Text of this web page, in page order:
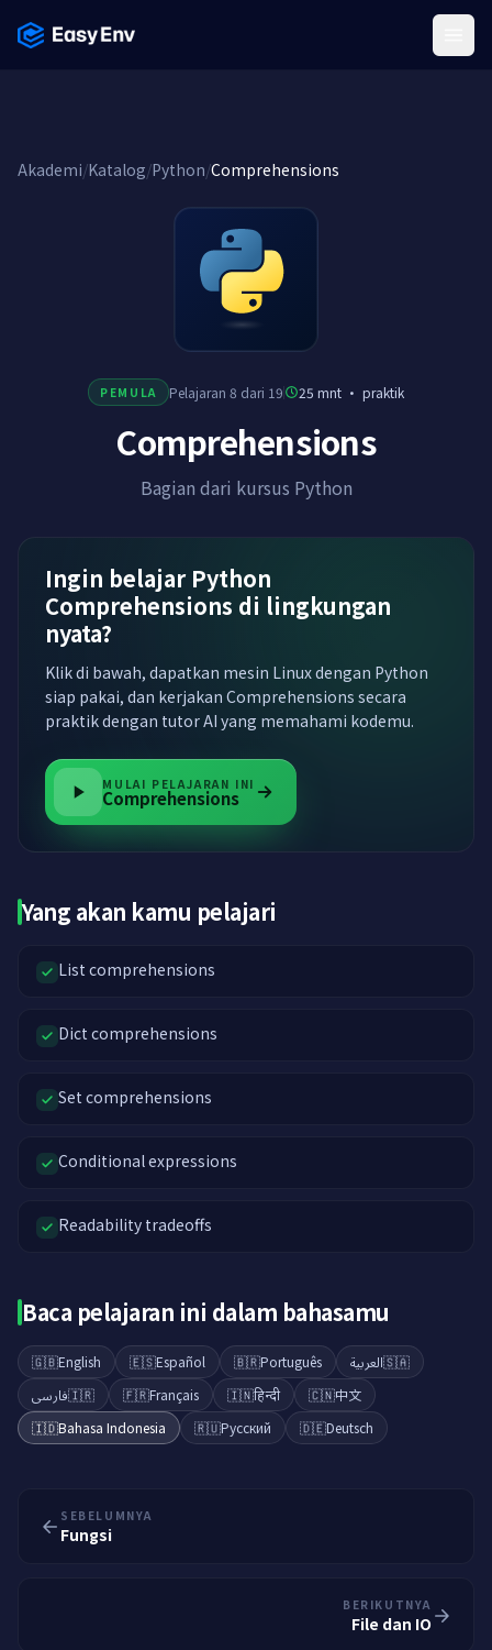
Akademi/Katalog/Python/Comprehensions
PEMULA Pelajaran 8 dari 19 25 mnt· praktik
Comprehensions
Bagian dari kursus Python
Ingin belajar Python
Comprehensions di lingkungan
nyata?
Klik di bawah, dapatkan mesin Linux dengan Python
siap pakai, dan kerjakan Comprehensions secara
praktik dengan tutor AI yang memahami kodemu.
MULAI PELAJARAN INI
Comprehensions
Yang akan kamu pelajari
List comprehensions
Dict comprehensions
Set comprehensions
Conditional expressions
Readability tradeoffs
Baca pelajaran ini dalam bahasamu
🇬🇧English 🇪🇸Español 🇧🇷Português 🇸🇦العربية
🇮🇷فارسی 🇫🇷Français 🇮🇳हिन्दी 🇨🇳中文
🇮🇩Bahasa Indonesia 🇷🇺Русский 🇩🇪Deutsch
SEBELUMNYA
Fungsi
BERIKUTNYA
File dan IO